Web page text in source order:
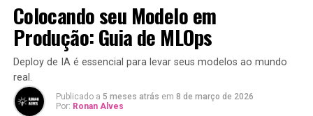
Colocando seu Modelo em
Produção: Guia de MLOps
Deploy de IA é essencial para levar seus modelos ao mundo
real.
Publicado a 5 meses atrás em 8 de março de 2026
Por: Ronan Alves